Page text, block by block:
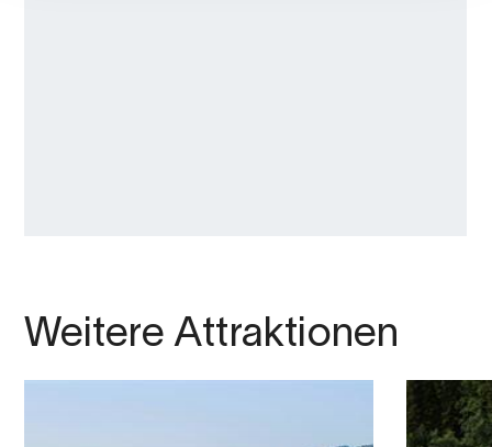
Weitere Attraktionen